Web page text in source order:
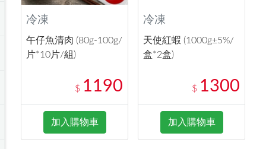
冷凍
午仔魚清肉 (80g-100g/
片*10片/組)
$ 1190
加入購物車
冷凍
天使紅蝦 (1000g±5%/
盒*2盒)
$ 1300
加入購物車